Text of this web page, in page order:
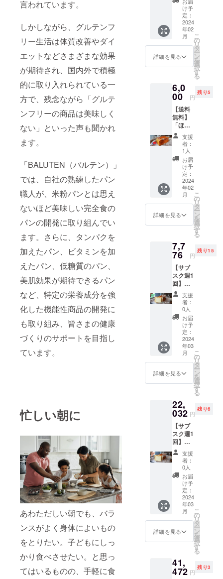
言われています。
しかしながら、グルテンフ
リー生活は体質改善やダイ
エットなどさまざまな効果
が期待され、国内外で積極
的に取り入れられている一
方で、残念ながら「グルテ
ンフリーの商品は美味しく
ない」といった声も聞かれ
ます。
「BALUTEN（バルテン）」
では、自社の熟練したパン
職人が、米粉パンとは思え
ないほど美味しい完全食の
パンの開発に取り組んでい
ます。さらに、タンパクを
加えたパン、ビタミンを加
えたパン、低糖質のパン、
美肌効果が期待できるパン
など、特定の栄養成分を強
化した機能性商品の開発に
も取り組み、皆さまの健康
づくりのサポートを目指し
ています。
忙しい朝に
あわただしい朝でも、バラ
ンスがよく身体によいもの
をとりたい。子どもにしっ
かり食べさせたい。と思っ
てはいるものの、手軽に食
（3本
4,500円
＋送料
660円）
け予
定：
2024
年02
月
詳細を見る
こ
の
リ
タ
ー
ン
を
選
択
す
る
6,0
00 円
残り5
【送料
無料】
「ほぼ
完全食
のグル
テンフ
リー米
粉パ
ン」4本
（4本
6,000円
＋送料0
円）
支援
者：
1人
お届
け予
定：
2024
年02
月
詳細を見る
こ
の
リ
タ
ー
ン
を
選
択
す
る
7,7
76 円
残り15
【サブ
スク週1
回】 4
週コー
ス 「ほ
ぼ完全
食のグ
ルテン
フリー
米粉パ
ン」を
毎週1本
1お届け
（送料
込み）
支援
者：
0人
お届
け予
定：
2024
年03
月
詳細を見る
こ
の
リ
タ
ー
ン
を
選
択
す
る
22,
032 円
残り6
【サブ
スク週1
回】
12週
コース
「ほぼ
完全食
のグル
テンフ
リー米
粉パ
ン」を
毎週1本
1お届け
（送料
込み）
支援
者：
0人
お届
け予
定：
2024
年03
月
詳細を見る
こ
の
リ
タ
ー
ン
を
選
択
す
る
41,
472 円
残り3